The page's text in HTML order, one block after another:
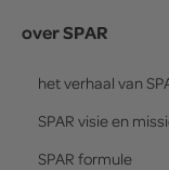
over SPAR
het verhaal van
SPAR visie en
SPAR formule